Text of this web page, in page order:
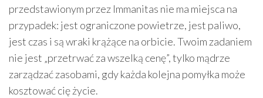
przedstawionym przez Immanitas nie ma miejsca na
przypadek: jest ograniczone powietrze, jest paliwo,
jest czas i są wraki krążące na orbicie. Twoim zadaniem
nie jest „przetrwać za wszelką cenę”, tylko mądrze
zarządzać zasobami, gdy każda kolejna pomyłka może
kosztować cię życie.